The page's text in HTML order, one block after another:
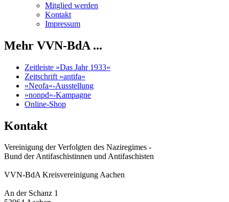
Mitglied werden
Kontakt
Impressum
Mehr VVN-BdA ...
Zeitleiste »Das Jahr 1933«
Zeitschrift »antifa«
»Neofa«-Ausstellung
»nonpd«-Kampagne
Online-Shop
Kontakt
Vereinigung der Verfolgten des Naziregimes -
Bund der Antifaschistinnen und Antifaschisten
VVN-BdA Kreisvereinigung Aachen
An der Schanz 1